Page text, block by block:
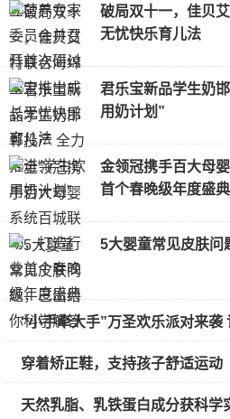
破局双十一，佳贝
无忧快乐育儿法
君乐宝新品学生奶
用奶计划”
金领冠携手百大母
首个春晚级年度盛典
5大婴童常见皮肤问
“小手牵大手”万圣欢乐派对来袭
穿着矫正鞋，支持孩子舒适运动
天然乳脂、乳铁蛋白成分获科学